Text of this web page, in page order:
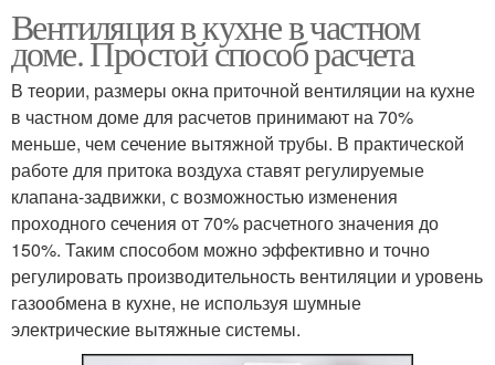
Вентиляция в кухне в частном
доме. Простой способ расчета
В теории, размеры окна приточной вентиляции на кухне
в частном доме для расчетов принимают на 70%
меньше, чем сечение вытяжной трубы. В практической
работе для притока воздуха ставят регулируемые
клапана-задвижки, с возможностью изменения
проходного сечения от 70% расчетного значения до
150%. Таким способом можно эффективно и точно
регулировать производительность вентиляции и уровень
газообмена в кухне, не используя шумные
электрические вытяжные системы.